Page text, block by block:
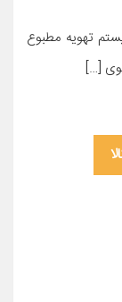
تهویه مطبوع
[…]